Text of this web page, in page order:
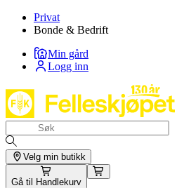
Privat
Bonde & Bedrift
Min gård
Logg inn
Velg min butikk
Gå til Handlekurv